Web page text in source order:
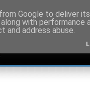
Google to deliver
with
address abuse.